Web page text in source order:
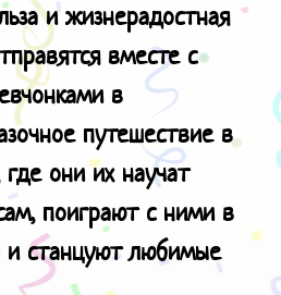
и жизнерадостная
вместе с
в
путешествие в
они их научат
поиграют с ними в
и станцуют любимые